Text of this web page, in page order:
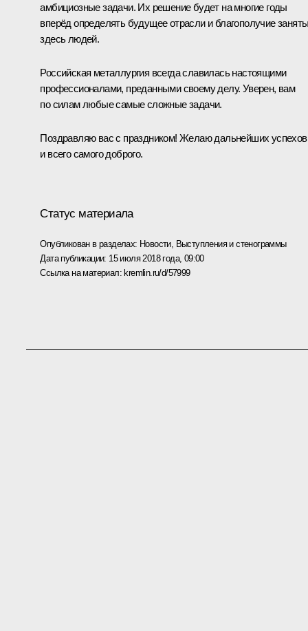
амбициозные задачи. Их решение будет на многие годы
вперёд определять будущее отрасли и благополучие
здесь людей.
Российская металлургия всегда славилась настоящими
профессионалами, преданными своему делу. Уверен, вам
по силам любые самые сложные задачи.
Поздравляю вас с праздником! Желаю дальнейших успехов
и всего самого доброго.
Статус материала
Опубликован в разделах: Новости, Выступления и стенограммы
Дата публикации: 15 июля 2018 года, 09:00
Ссылка на материал: kremlin.ru/d/57999